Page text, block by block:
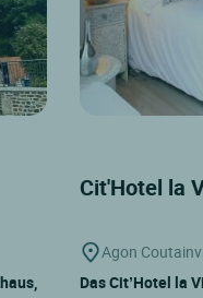
Cit'Hotel la
Agon
Das Cit’Hotel la